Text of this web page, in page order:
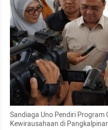
Sandiaga Uno Pendiri Program
Kewirausahaan di